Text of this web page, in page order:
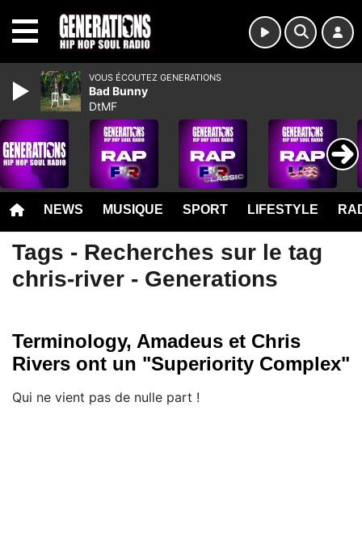
NEWS MUSIQUE SPORT LIFESTYLE
Tags - Recherches sur le tag
chris-river - Generations
Terminology, Amadeus et Chris
Rivers ont un "Superiority Complex"
Qui ne vient pas de nulle part !
VOUS ÉCOUTEZ GENERATIONS
Bad Bunny
DtMF